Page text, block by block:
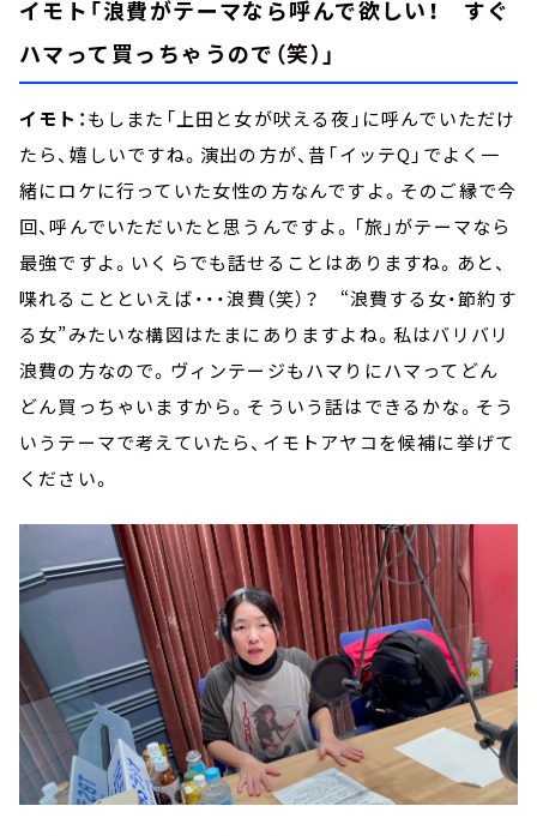
イモト「浪費がテーマなら呼んで欲しい！ すぐ
ハマって買っちゃうので（笑）」
イモト：もしまた「上田と女が吠える夜」に呼んでいただけ
たら、嬉しいですね。演出の方が、昔「イッテQ」でよく一
緒にロケに行っていた女性の方なんですよ。そのご縁で今
回、呼んでいただいたと思うんですよ。「旅」がテーマなら
最強ですよ。いくらでも話せることはありますね。あと、
喋れることといえば・・・浪費（笑）？ “浪費する女・節約す
る女”みたいな構図はたまにありますよね。私はバリバリ
浪費の方なので。ヴィンテージもハマりにハマってどん
どん買っちゃいますから。そういう話はできるかな。そう
いうテーマで考えていたら、イモトアヤコを候補に挙げて
ください。